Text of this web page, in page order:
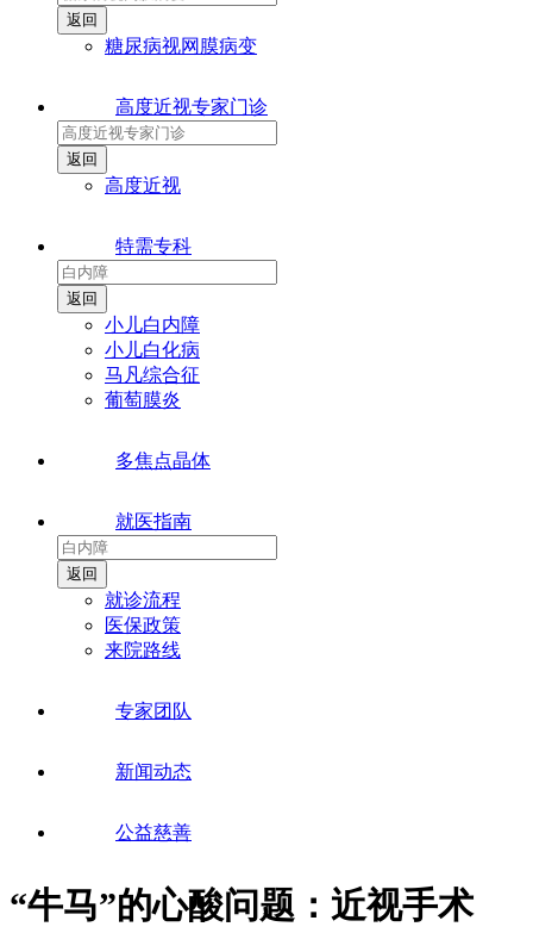
糖尿病视网膜病变
高度近视专家门诊
高度近视
特需专科
小儿白内障
小儿白化病
马凡综合征
葡萄膜炎
多焦点晶体
就医指南
就诊流程
医保政策
来院路线
专家团队
新闻动态
公益慈善
“牛马”的心酸问题：近视手术